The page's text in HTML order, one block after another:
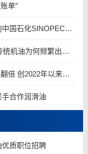
单”
畅通丝路物流通道 深耕中亚海外市场|中国石化SINOPEC润滑油北京-阿拉木图图定班列顺利抵达
混动车型“启停拉锯工况”痛点解析：传统机油为何频繁出现油泥堆积？
埃克森美孚（XOM）二季度利润同比翻倍 创2022年以来新高
合作润滑油
质职位招聘